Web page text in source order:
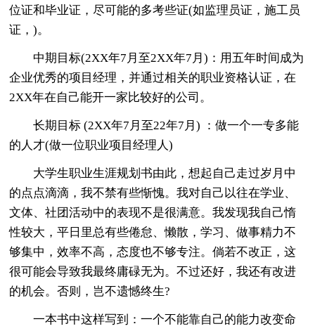
位证和毕业证，尽可能的多考些证(如监理员证，施工员
证，)。
中期目标(2XX年7月至2XX年7月)：用五年时间成为
企业优秀的项目经理，并通过相关的职业资格认证，在
2XX年在自己能开一家比较好的公司。
长期目标 (2XX年7月至22年7月) ：做一个一专多能
的人才(做一位职业项目经理人)
大学生职业生涯规划书由此，想起自己走过岁月中
的点点滴滴，我不禁有些惭愧。我对自己以往在学业、
文体、社团活动中的表现不是很满意。我发现我自己惰
性较大，平日里总有些倦怠、懒散，学习、做事精力不
够集中，效率不高，态度也不够专注。倘若不改正，这
很可能会导致我最终庸碌无为。不过还好，我还有改进
的机会。否则，岂不遗憾终生?
一本书中这样写到：一个不能靠自己的能力改变命